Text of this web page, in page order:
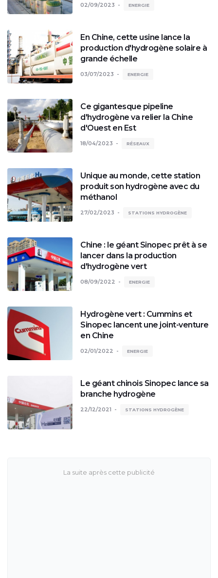
02/09/2023 ENERGIE
En Chine, cette usine lance la
production d'hydrogène solaire à
grande échelle
03/07/2023 ENERGIE
Ce gigantesque pipeline
d'hydrogène va relier la Chine
d'Ouest en Est
18/04/2023 RÉSEAUX
Unique au monde, cette station
produit son hydrogène avec du
méthanol
27/02/2023 STATIONS HYDROGÈNE
Chine : le géant Sinopec prêt à se
lancer dans la production
d'hydrogène vert
08/09/2022 ENERGIE
Hydrogène vert : Cummins et
Sinopec lancent une joint-venture
en Chine
02/01/2022 ENERGIE
Le géant chinois Sinopec lance sa
branche hydrogène
22/12/2021 STATIONS HYDROGÈNE